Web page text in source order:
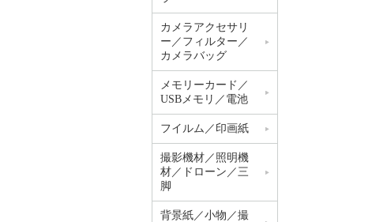
カメラアクセサリ
ー／フィルター／
カメラバッグ
メモリーカード／
USBメモリ／電池
フイルム／印画紙
撮影機材／照明機
材／ドローン／三
脚
背景紙／小物／撮